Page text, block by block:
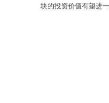
块的投资价值有望进一